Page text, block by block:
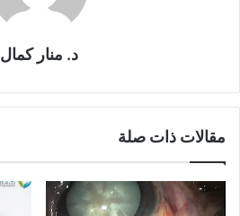
د. منار كمال
مقالات ذات صلة